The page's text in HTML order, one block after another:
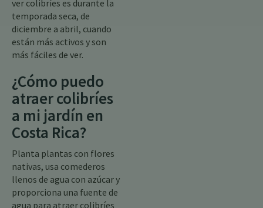
ver colibríes es durante la
temporada seca, de
diciembre a abril, cuando
están más activos y son
más fáciles de ver.
¿Cómo puedo
atraer colibríes
a mi jardín en
Costa Rica?
Planta plantas con flores
nativas, usa comederos
llenos de agua con azúcar y
proporciona una fuente de
agua para atraer colibríes